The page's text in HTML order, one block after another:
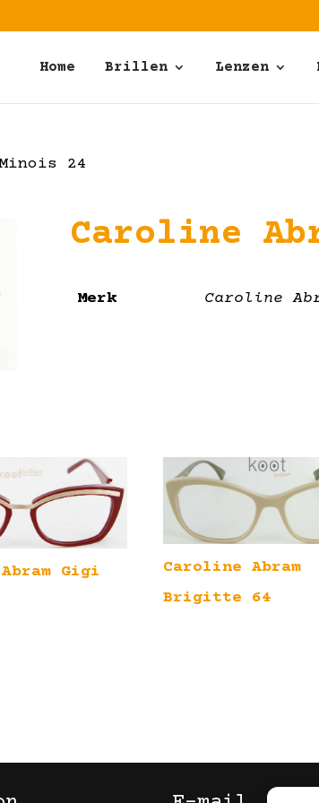
Home Brillen Lenzen
24
Caroline
Merk Caroline
Gigi
Caroline Abram
Brigitte 64